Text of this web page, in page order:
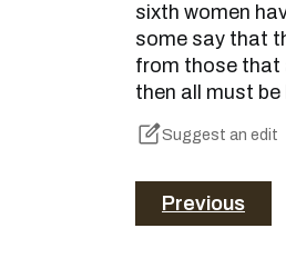
sixth women
some say that
from those that
then all must
Suggest an edit
Previous